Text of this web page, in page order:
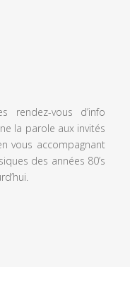
rendez-vous d’info
la parole aux invités
vous accompagnant
des années 80’s